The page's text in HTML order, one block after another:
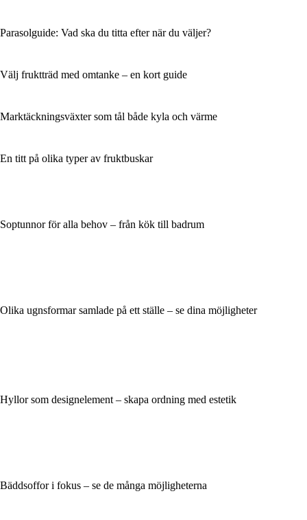
Parasolguide: Vad ska du titta efter när du väljer?
Välj fruktträd med omtanke – en kort guide
Marktäckningsväxter som tål både kyla och värme
En titt på olika typer av fruktbuskar
Soptunnor för alla behov – från kök till badrum
Olika ugnsformar samlade på ett ställe – se dina möjligheter
Hyllor som designelement – skapa ordning med estetik
Bäddsoffor i fokus – se de många möjligheterna